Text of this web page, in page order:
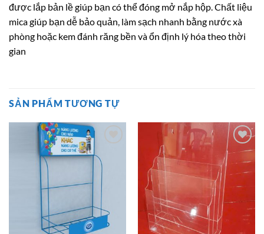
được lắp bản lề giúp bạn có thể đóng mở nắp hộp. Chất liệu
mica giúp bạn dễ bảo quản, làm sạch nhanh bằng nước xà
phòng hoặc kem đánh răng bền và ổn định lý hóa theo thời
gian
SẢN PHẨM TƯƠNG TỰ
wishlist
Add to
wishlist